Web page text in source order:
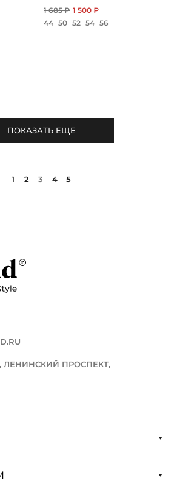
1 685 ₽ 1 500 ₽
44 50 52 54 56
ПОКАЗАТЬ ЕЩЕ
1 2 3 4 5
ЛЕНИНСКИЙ ПРОСПЕКТ,